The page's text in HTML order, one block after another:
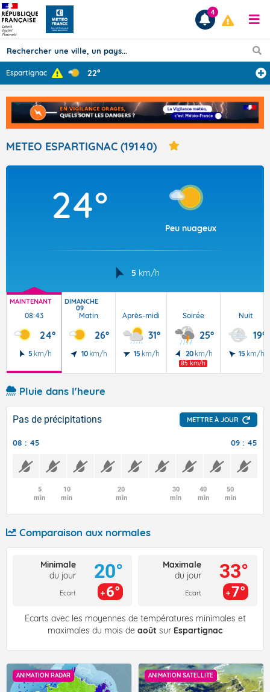
Prévisions
TOUS LES RÉSULTATS
Articles
4
Espartignac 22°
METEO ESPARTIGNAC (19140)
24°
Peu nuageux
5 km/h
MAINTENANT
08:43
24°
5 km/h
DIMANCHE
09
Matin
26°
10 km/h
Après-midi
31°
15 km/h
Soirée
25°
20 km/h
85 km/h
Nuit
19°
15 km/h
Pluie dans l'heure
Pas de précipitations METTRE À JOUR
08 : 45 09 : 45
5
min
10
min
20
min
30
min
40
min
50
min
Comparaison aux normales
Minimale
du jour
Ecart
20°
6°
Maximale
du jour
Ecart
33°
7°
Écarts avec les moyennes de températures minimales et
maximales du mois de août sur Espartignac
ANIMATION RADAR ANIMATION SATELLITE